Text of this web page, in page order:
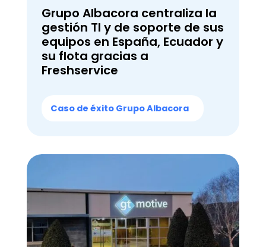
Grupo Albacora centraliza la
gestión TI y de soporte de sus
equipos en España, Ecuador y
su flota gracias a
Freshservice
Caso de éxito Grupo Albacora